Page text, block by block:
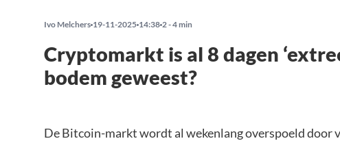
Ivo Melchers 19-11-2025 14:38 2 - 4 min
Cryptomarkt is al 8 dagen
bodem geweest?
De Bitcoin-markt wordt al wekenlang overspoeld door